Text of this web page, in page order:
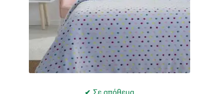
Σε απόθεμα